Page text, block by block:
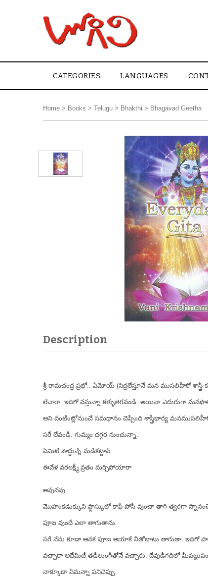
CATEGORIES LANGUAGES
Home > Books > Telugu > Bhakthi > Bhagavad Geetha
Description
శ్రీ రామచంద్ర ప్రభో.. ఏమోయ్ (నిద్రలేస్తూనే మన ముసలిహీరో శాస్త్రి క
లేచారా. ఇదిగో వస్తున్నా కళ్ళుతెరవండి. అయినా ఎదురుగా
అని వంటింట్లోనుంచే సమధానం చెప్పింది శాస్త్రిభార్య
సరే లేవండి. గుమ్మం దగ్గర నుంచున్నా.
ఏమిటి పొద్దున్నే మడికట్టావ్
ఈవేళ వరలక్ష్మీ వ్రతం మర్చిపోయారా
అవునవు
మొహంకడుక్కుని ఫ్లాస్కులో కాఫీ పోసి వుంచా తాగి త్వరగా
పూజ వుందే ఎలా తాగుతాను.
సరే నేను కూడా ఆనక పూజ అయాకే నీతోబాటు తాగుతా. ఇదిగో
వచ్చారా అదేమిటి తడిలుంగీతోనే వచ్చారు. దేవుడిగదిలో
నాక్కూడా ఏమన్నా పనిచెప్పు